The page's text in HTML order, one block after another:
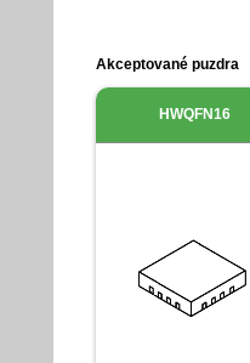
Akceptované puzdra
HWQFN16